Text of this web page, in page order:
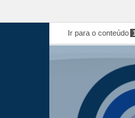
Ir para o conteúdo 1